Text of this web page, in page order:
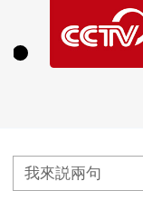
熱播榜
我來説兩句